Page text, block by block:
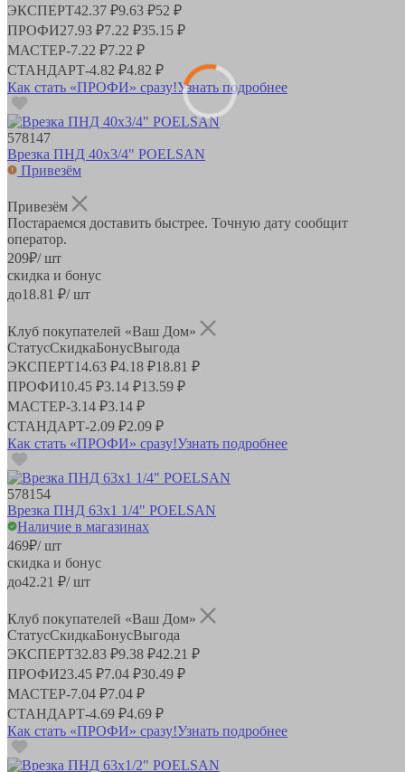
ЭКСПЕРТ42.37 ₽9.63 ₽52 ₽
ПРОФИ27.93 ₽7.22 ₽35.15 ₽
МАСТЕР-7.22 ₽7.22 ₽
СТАНДАРТ-4.82 ₽4.82 ₽
Как стать «ПРОФИ» сразу!Узнать подробнее
578147
Врезка ПНД 40х3/4" POELSAN
Привезём
Привезём
Постараемся доставить быстрее. Точную дату сообщит
оператор.
209₽/ шт
скидка и бонус
до18.81 ₽/ шт
Клуб покупателей «Ваш Дом»
СтатусСкидкаБонусВыгода
ЭКСПЕРТ14.63 ₽4.18 ₽18.81 ₽
ПРОФИ10.45 ₽3.14 ₽13.59 ₽
МАСТЕР-3.14 ₽3.14 ₽
СТАНДАРТ-2.09 ₽2.09 ₽
Как стать «ПРОФИ» сразу!Узнать подробнее
578154
Врезка ПНД 63х1 1/4" POELSAN
Наличие в магазинах
469₽/ шт
скидка и бонус
до42.21 ₽/ шт
Клуб покупателей «Ваш Дом»
СтатусСкидкаБонусВыгода
ЭКСПЕРТ32.83 ₽9.38 ₽42.21 ₽
ПРОФИ23.45 ₽7.04 ₽30.49 ₽
МАСТЕР-7.04 ₽7.04 ₽
СТАНДАРТ-4.69 ₽4.69 ₽
Как стать «ПРОФИ» сразу!Узнать подробнее